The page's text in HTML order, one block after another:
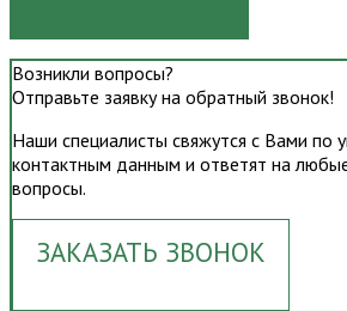
Возникли вопросы?
Отправьте заявку на обратный звонок!
Наши специалисты свяжутся с Вами по
контактным данным и ответят на
вопросы.
ЗАКАЗАТЬ ЗВОНОК